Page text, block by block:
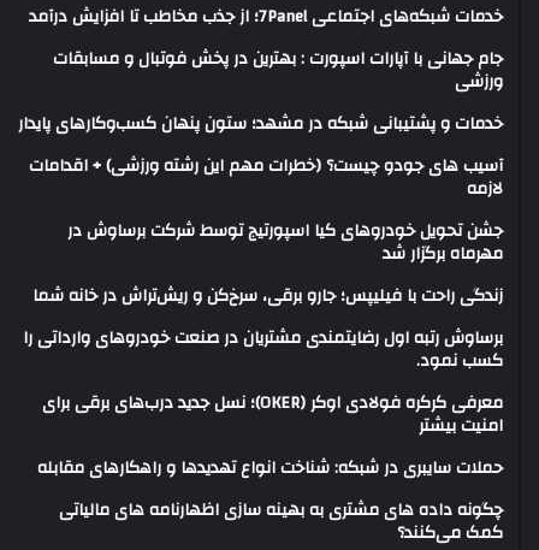
خدمات شبکه‌های اجتماعی 7Panel؛ از جذب مخاطب تا افزایش درآمد
جام جهانی با آپارات اسپورت : بهترین در پخش فوتبال و مسابقات
ورزشی
خدمات و پشتیبانی شبکه در مشهد؛ ستون پنهان کسب‌وکارهای پایدار
آسیب های جودو چیست؟ (خطرات مهم این رشته ورزشی) + اقدامات
لازمه
جشن تحویل خودروهای کیا اسپورتیج توسط شرکت برساوش در
مهرماه برگزار شد
زندگی راحت با فیلیپس؛ جارو برقی، سرخ‌کن و ریش‌تراش در خانه شما
برساوش رتبه اول رضایتمندی مشتریان در صنعت خودروهای وارداتی را
کسب نمود.
معرفی کرکره فولادی اوکر (OKER)؛ نسل جدید درب‌های برقی برای
امنیت بیشتر
حملات سایبری در شبکه: شناخت انواع تهدیدها و راهکارهای مقابله
چگونه داده های مشتری به بهینه سازی اظهارنامه های مالیاتی
کمک می‌کنند؟